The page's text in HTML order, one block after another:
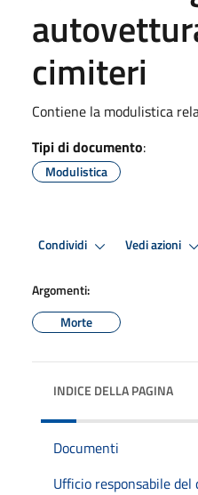
cimiteri
Contiene la modulistica
Tipi di documento:
Modulistica
Condividi Vedi azioni
Argomenti:
Morte
INDICE DELLA PAGINA
Documenti
Ufficio responsabile del